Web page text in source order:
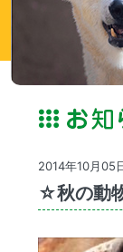
2014年10月05
☆秋の動